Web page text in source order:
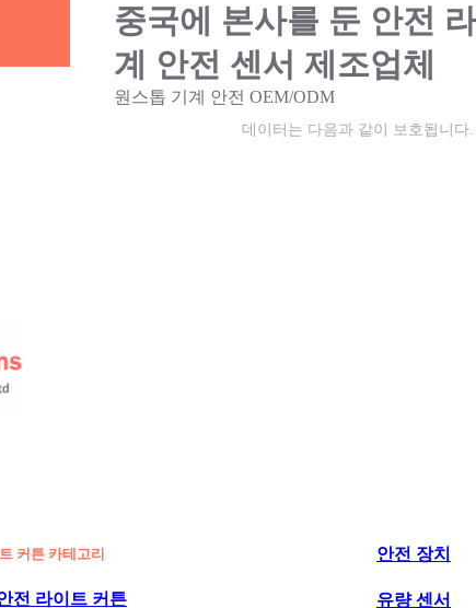
중국에 본사를 둔 안전
계 안전 센서 제조업체
원스톱 기계 안전 OEM/ODM
데이터는 다음과 같이 보호됩니다.
커튼 카테고리
전 라이트 커튼
안전 장치
유량 센서